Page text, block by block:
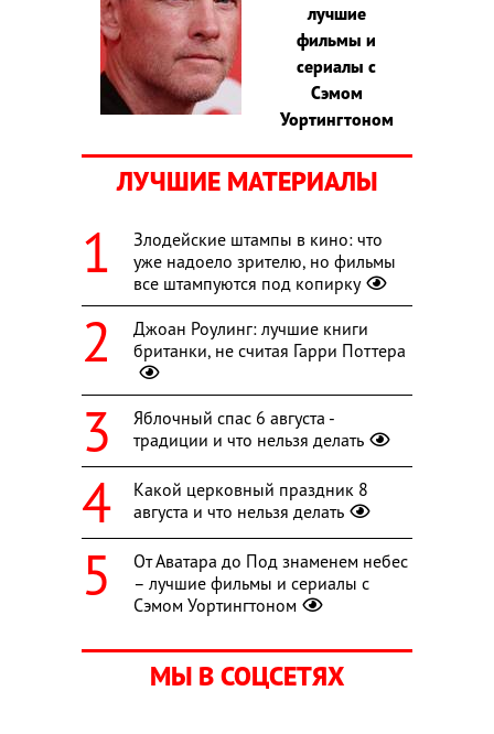
лучшие
фильмы и
сериалы с
Сэмом
Уортингтоном
ЛУЧШИЕ МАТЕРИАЛЫ
Злодейские штампы в кино: что
уже надоело зрителю, но фильмы
все штампуются под копирку
Джоан Роулинг: лучшие книги
британки, не считая Гарри Поттера
Яблочный спас 6 августа -
традиции и что нельзя делать
Какой церковный праздник 8
августа и что нельзя делать
От Аватара до Под знаменем небес
– лучшие фильмы и сериалы с
Сэмом Уортингтоном
МЫ В СОЦСЕТЯХ